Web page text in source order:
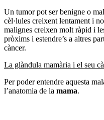
Un tumor pot ser benigne o
cèl·lules creixent lentament i
malignes creixen molt ràpid i
pròxims i estendre’s a altres
càncer.
La glàndula mamària i el seu
Per poder entendre aquesta
l’anatomia de la mama.